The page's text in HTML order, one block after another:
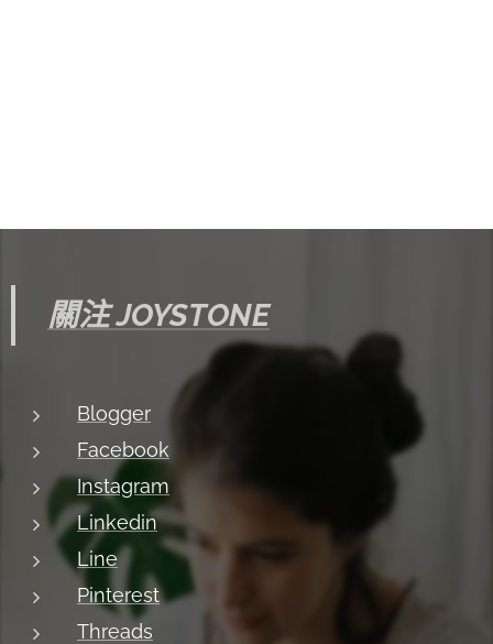
關注 JOYSTONE
Blogger
Facebook
Instagram
Linkedin
Line
Pinterest
Threads